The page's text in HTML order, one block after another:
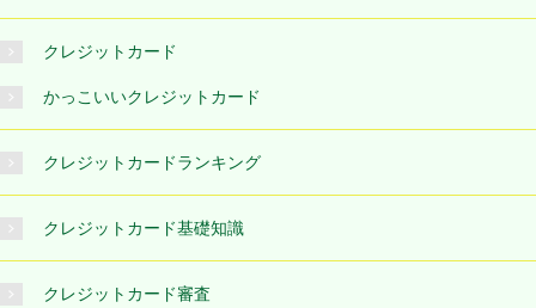
クレジットカード
かっこいいクレジットカード
クレジットカードランキング
クレジットカード基礎知識
クレジットカード審査